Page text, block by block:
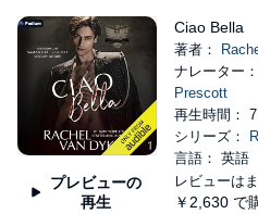
プレビューの
再生
Ciao Bella
著者：
ナレーター：
Prescott
再生時間：
シリーズ：
言語： 英語
レビューは
￥2,630 で